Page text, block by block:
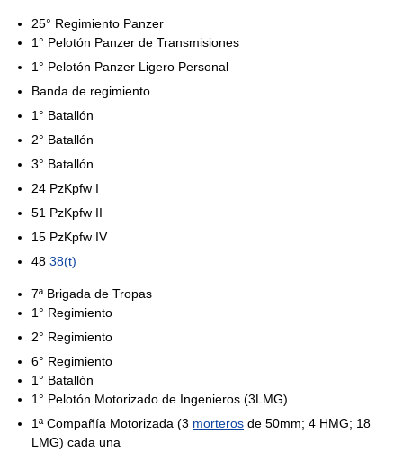
25° Regimiento Panzer
1° Pelotón Panzer de Transmisiones
1° Pelotón Panzer Ligero Personal
Banda de regimiento
1° Batallón
2° Batallón
3° Batallón
24 PzKpfw I
51 PzKpfw II
15 PzKpfw IV
48 38(t)
7ª Brigada de Tropas
1° Regimiento
2° Regimiento
6° Regimiento
1° Batallón
1° Pelotón Motorizado de Ingenieros (3LMG)
1ª Compañía Motorizada (3 morteros de 50mm; 4 HMG; 18
LMG) cada una